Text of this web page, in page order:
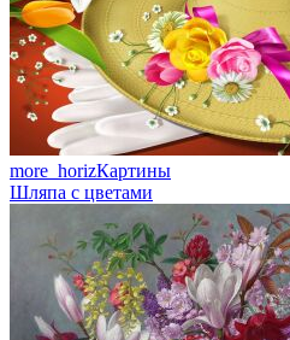
more_horizКартины
Шляпа с цветами